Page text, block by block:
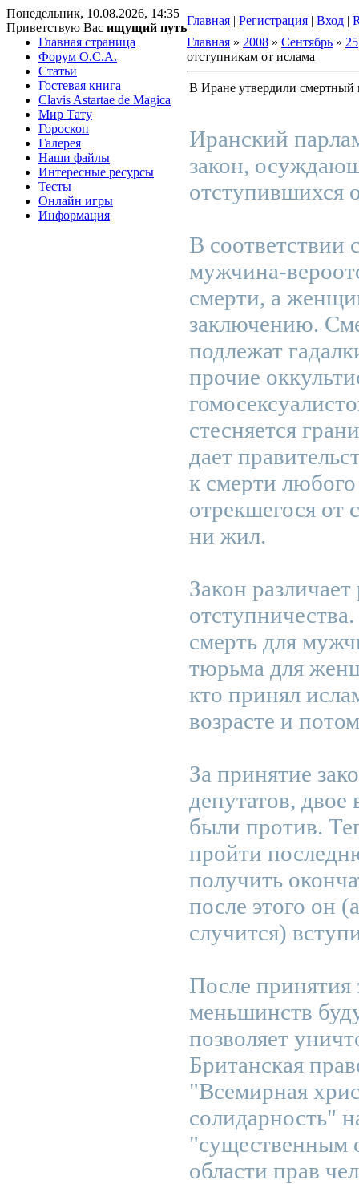
Понедельник, 10.08.2026, 14:35
Приветствую Вас ищущий путь
Главная | Регистрация | Вход |
Главная страница
Форум O.C.A.
Статьи
Гостевая книга
Clavis Astartae de Magica
Мир Тату
Гороскоп
Галерея
Наши файлы
Интересные ресурсы
Тесты
Онлайн игры
Информация
Главная » 2008 » Сентябрь » 25
отступникам от ислама
В Иране утвердили смертный
Иранский
закон,
отступившихся
В соответствии
мужчина-
смерти, а
заключению.
подлежат
прочие
стесняется
дает
к смерти
отрекшегося от
ни жил.
Закон
смерть для
тюрьма для
кто принял
возрасте и
За принятие
депутатов, двое
были против.
пройти
получить
после этого он
случится)
После принятия
меньшинств
позволяет
Британская
"Всемирная
солидарность"
"существенным
области прав